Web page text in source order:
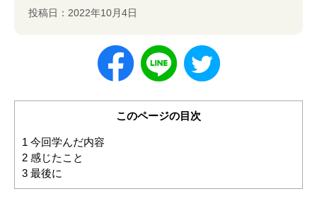
投稿日：2022年10月4日
このページの目次
1 今回学んだ内容
2 感じたこと
3 最後に